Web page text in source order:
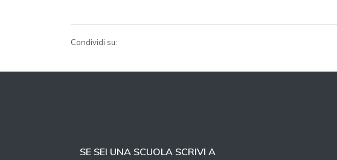
Condividi su:
SE SEI UNA SCUOLA SCRIVI A